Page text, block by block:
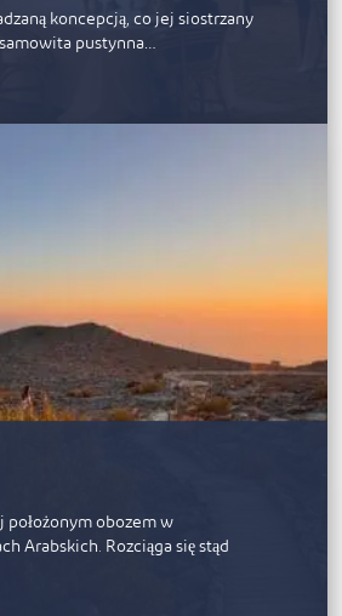
koncepcją, co jej siostrzany
pustynna…
położonym obozem w
Arabskich. Rozciąga się stąd